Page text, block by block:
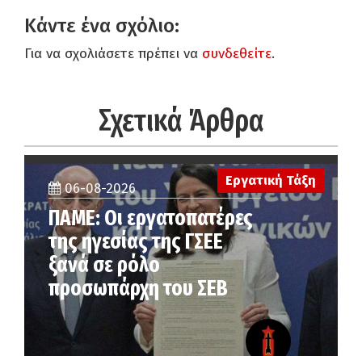
Κάντε ένα σχόλιο:
Για να σχολιάσετε πρέπει να συνδεθείτε.
Σχετικά Άρθρα
Εργατική Τάξη
06-08-2026
ΠΑΜΕ: Οι εργατοπατέρες
της ηγεσίας της ΓΣΕΕ
ξανά σε ρόλο
προσωπάρχη του ΣΕΒ